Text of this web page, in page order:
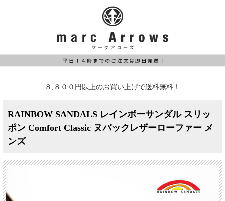
８,８００円以上のお買い上げで送料無料！
RAINBOW SANDALS レインボーサンダル スリッ
ポン Comfort Classic ヌバックレザーローファー メ
ンズ